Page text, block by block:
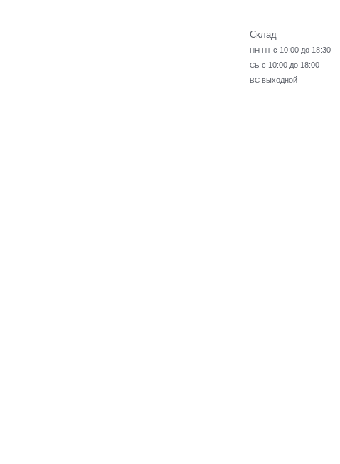
Склад
ПН-ПТ с 10:00 до 18:30
СБ с 10:00 до 18:00
ВС выходной